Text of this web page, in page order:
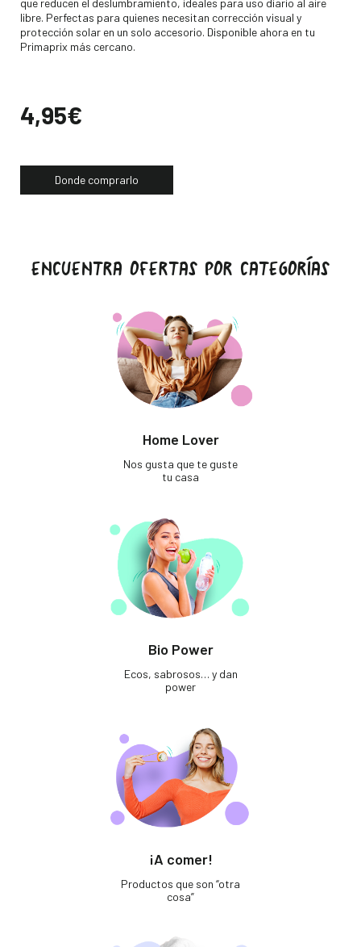
que reducen el deslumbramiento, ideales para uso diario al aire
libre. Perfectas para quienes necesitan corrección visual y
protección solar en un solo accesorio. Disponible ahora en tu
Primaprix más cercano.
Precio
4,95€
Donde comprarlo
ENCUENTRA OFERTAS POR CATEGORÍAS
Home Lover
Nos gusta que te guste
tu casa
Bio Power
Ecos, sabrosos… y dan
power
¡A comer!
Productos que son “otra
cosa”